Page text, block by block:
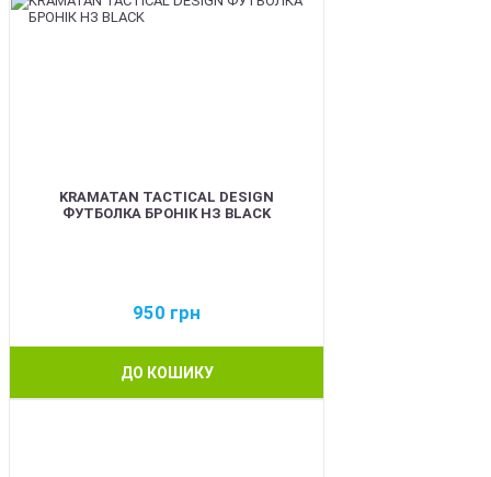
KRAMATAN TACTICAL DESIGN
ФУТБОЛКА БРОНІК НЗ BLACK
950 грн
ДО КОШИКУ